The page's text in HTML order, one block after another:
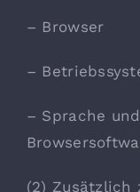
– Browser
–
– Sprache
(2) Zusätzlich